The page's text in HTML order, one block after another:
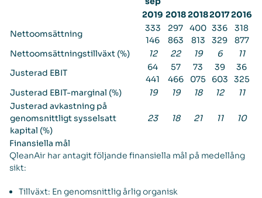
2019 2018201820172016
Nettoomsättning
333
146
297
863
400
813
336
329
318
877
Nettoomsättningstillväxt (%)
12 22 19 6
11
Justerad EBIT
64
441
57
466
73
075
39
603
36
325
Justerad EBIT-marginal (%)
19 19 18 12
11
Justerad avkastning på
genomsnittligt sysselsatt
kapital (%)
23 18 21 11 10
Finansiella mål
QleanAir har antagit följande finansiella mål på medellång
sikt:
Tillväxt: En genomsnittlig årlig organisk